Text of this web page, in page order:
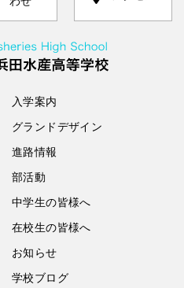
入学案内
グランドデザイン
進路情報
部活動
中学生の皆様へ
在校生の皆様へ
お知らせ
学校ブログ